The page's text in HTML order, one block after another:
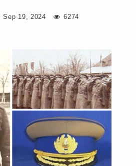
Sep 19, 2024 6274